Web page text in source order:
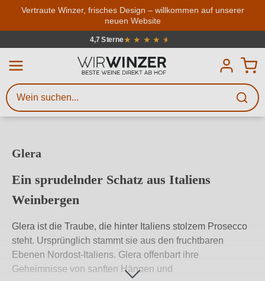
Zum Hauptinhalt springen
Vertraute Winzer, frisches Design – willkommen auf unserer
neuen Website
4,7 Sterne★ ★ ★ ★ ★
★
Durchschnittliche Bewertung von
Glera
Ein sprudelnder Schatz aus Italiens
Weinbergen
Glera ist die Traube, die hinter Italiens stolzem Prosecco
steht. Ursprünglich stammt sie aus den fruchtbaren
Ebenen Nordost-Italiens. Glera offenbart ihre
Geheimnisse von sanften Hängen und
Weinsuche
Mindestens 3 Zeichen eingeben
Beschreiben Sie, welchen Wein
Sie suchen – ob nach Geschmack,